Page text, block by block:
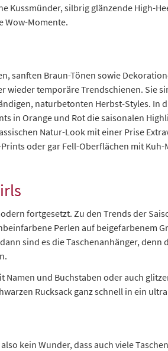
Kussmünder, silbrig glänzende
Wow-Momente.
sanften Braun-Tönen sowie
temporäre Trendschienen. Sie
naturbetonten Herbst-Styles. In
in Orange und Rot die saisonalen
Natur-Look mit einer Prise
oder gar Fell-Oberflächen mit
fortgesetzt. Zu den Trends der
Perlen auf beigefarbenem
sind es die Taschenanhänger,
und Buchstaben oder auch
Rucksack ganz schnell in ein
kein Wunder, dass auch viele